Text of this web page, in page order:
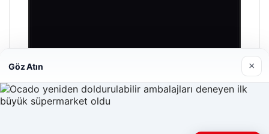
Prenses Night Club
Nisan 29, 2026
Göz Atın ×